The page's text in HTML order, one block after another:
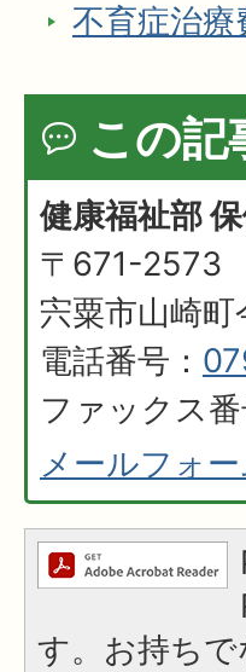
不育症治療
この記
健康福祉部
〒671-2573
宍粟市山崎
電話番号：
ファックス
メールフォ
す。お持ち